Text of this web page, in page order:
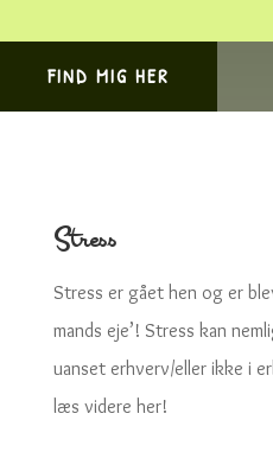
FIND MIG HER
Stress
Stress er gået hen og er
mands eje’! Stress kan
uanset erhverv/eller ikke i
læs videre her!